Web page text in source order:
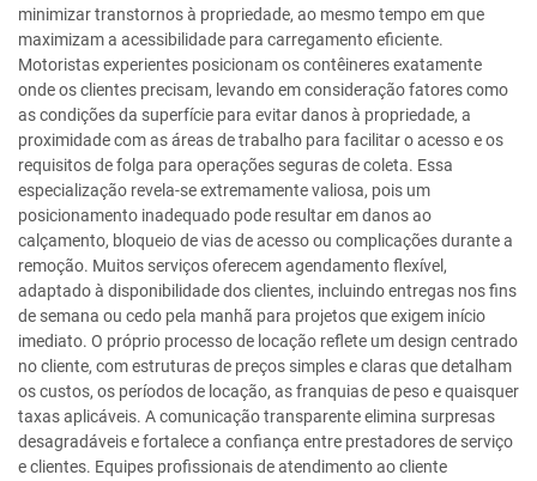
minimizar transtornos à propriedade, ao mesmo tempo em que
maximizam a acessibilidade para carregamento eficiente.
Motoristas experientes posicionam os contêineres exatamente
onde os clientes precisam, levando em consideração fatores como
as condições da superfície para evitar danos à propriedade, a
proximidade com as áreas de trabalho para facilitar o acesso e os
requisitos de folga para operações seguras de coleta. Essa
especialização revela-se extremamente valiosa, pois um
posicionamento inadequado pode resultar em danos ao
calçamento, bloqueio de vias de acesso ou complicações durante a
remoção. Muitos serviços oferecem agendamento flexível,
adaptado à disponibilidade dos clientes, incluindo entregas nos fins
de semana ou cedo pela manhã para projetos que exigem início
imediato. O próprio processo de locação reflete um design centrado
no cliente, com estruturas de preços simples e claras que detalham
os custos, os períodos de locação, as franquias de peso e quaisquer
taxas aplicáveis. A comunicação transparente elimina surpresas
desagradáveis e fortalece a confiança entre prestadores de serviço
e clientes. Equipes profissionais de atendimento ao cliente